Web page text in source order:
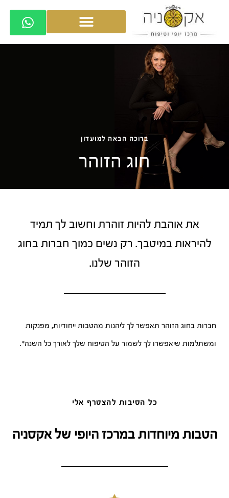
ברוכה הבאה למועדון
חוג הזוהר
את אוהבת להיות זוהרת וחשוב לך תמיד
להיראות במיטבך. רק נשים כמוך חברות בחוג
הזוהר שלנו.
חברות בחוג הזוהר תאפשר לך ליהנות מהטבות ייחודיות, מפנקות
ומשתלמות שיאפשרו לך לשמור על הטיפוח שלך לאורך כל השנה*.
כל הסיבות להצטרף אלי
הטבות מיוחדות במרכז היופי של אקסניה